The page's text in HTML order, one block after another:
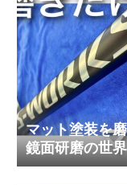
マット塗装を
鏡面研磨の世界